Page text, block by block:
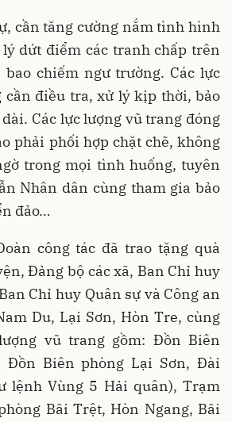
cần tăng cường nắm tình hình
dứt điểm các tranh chấp trên
chiếm ngư trường. Các lực
cần điều tra, xử lý kịp thời, bảo
Các lực lượng vũ trang đóng
phải phối hợp chặt chẽ, không
trong mọi tình huống, tuyên
Nhân dân cùng tham gia bảo
đảo…
công tác đã trao tặng quà
Đảng bộ các xã, Ban Chỉ huy
Chỉ huy Quân sự và Công an
Du, Lại Sơn, Hòn Tre, cùng
vũ trang gồm: Đồn Biên
Đồn Biên phòng Lại Sơn, Đài
lệnh Vùng 5 Hải quân), Trạm
Bãi Trệt, Hòn Ngang, Bãi